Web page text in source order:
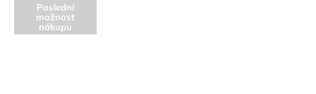
Poslední
možnost
nákupu